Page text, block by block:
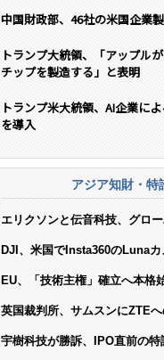
中国財政部、46社の米国企業
トランプ大統領、「アップル
チップを製造する」と表明
トランプ米大統領、AI企業に
を導入
アジア知財・特
エリクソンと伝音科技、グロ
DJI、米国でInsta360のLuna
EU、「技術主権」確立へ本
英国裁判所、サムスンにZTE
宇樹科技が勝訴、IPO直前の特